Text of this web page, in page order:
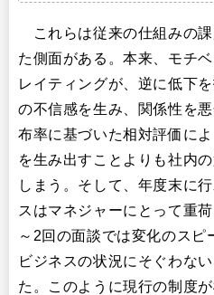
これらは従来の仕組みの
た側面がある。本来、モチ
レイティングが、逆に低下
の不信感を生み、関係性を
布率に基づいた相対評価に
を生み出すことよりも社内
しまう。そして、年度末に
スはマネジャーにとって重
～2回の面談では変化のスピ
ビジネスの状況にそぐわな
た。このように現行の制度